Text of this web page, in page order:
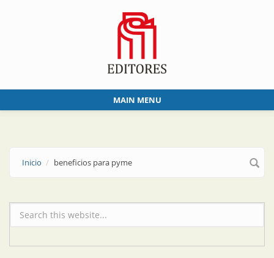
MAIN MENU
Inicio beneficios para pyme
Formulario de búsqueda